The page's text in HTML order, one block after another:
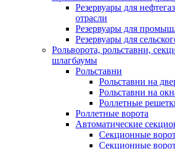
Резервуары для
отрасли
Резервуары для
Резервуары для
Рольворота, рольставни,
шлагбаумы
Рольставни
Рольставни на
Рольставни на
Роллетные
Роллетные ворота
Автоматические
Секционные
Секционные